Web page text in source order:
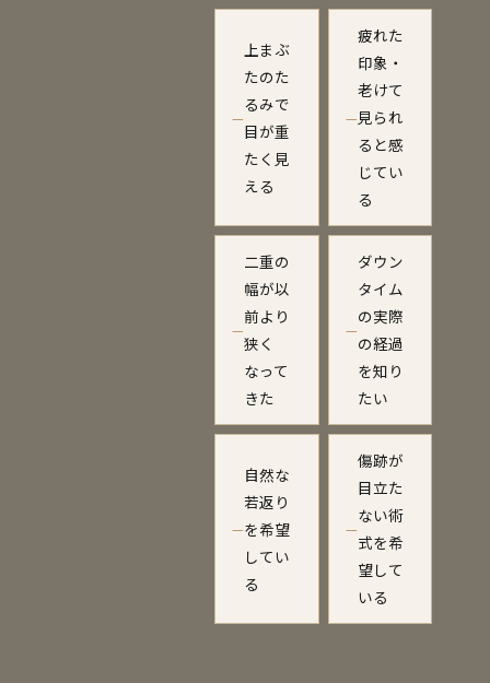
—
上まぶ
たのた
るみで
目が重
たく見
える
—
疲れた
印象・
老けて
見られ
ると感
じてい
る
—
二重の
幅が以
前より
狭く
なって
きた
—
ダウン
タイム
の実際
の経過
を知り
たい
—
自然な
若返り
を希望
してい
る
—
傷跡が
目立た
ない術
式を希
望して
いる